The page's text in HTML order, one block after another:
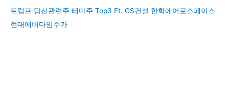
트럼프 당선관련주 테마주 Top3 Ft. GS건설 한화에어로스페이스
현대에버다임주가